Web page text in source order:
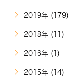
2019年 (179)
2018年 (11)
2016年 (1)
2015年 (14)